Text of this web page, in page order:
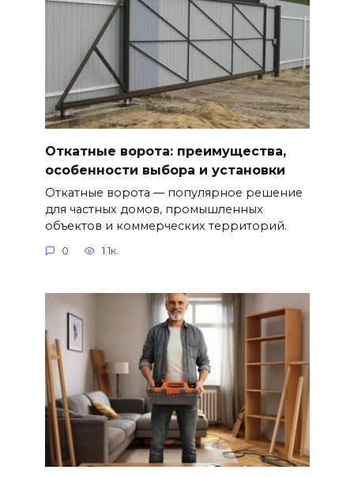
Откатные ворота: преимущества,
особенности выбора и установки
Откатные ворота — популярное решение
для частных домов, промышленных
объектов и коммерческих территорий.
0 1.1к.